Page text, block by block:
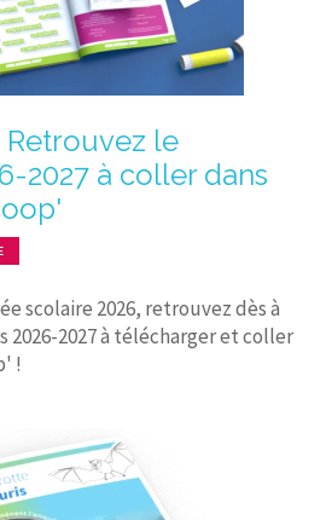
Retrouvez le
2027 à coller dans
scolaire 2026, retrouvez dès à
2026-2027 à télécharger et coller
!